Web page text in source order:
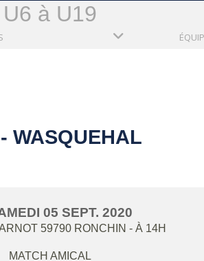
U6 à U19
WASQUEHAL
05 SEPT. 2020
59790 RONCHIN - À 14H
MATCH AMICAL